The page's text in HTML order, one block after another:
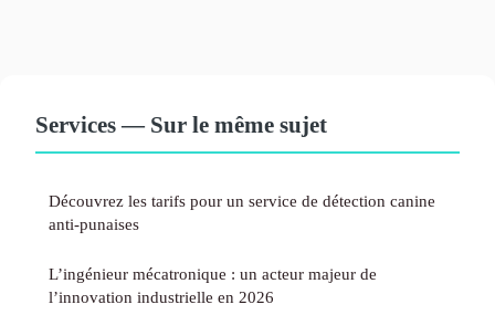
Services — Sur le même sujet
Découvrez les tarifs pour un service de détection canine
anti-punaises
L’ingénieur mécatronique : un acteur majeur de
l’innovation industrielle en 2026